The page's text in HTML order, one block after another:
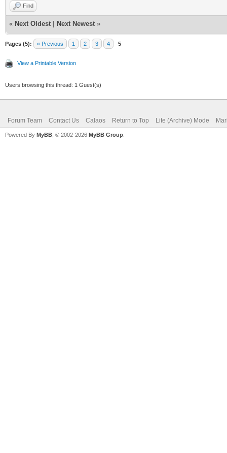
Find
« Next Oldest Next Newest »
Pages (5): « Previous 1 2 3 4 5
View a Printable Version
Users browsing this thread: 1 Guest(s)
Forum Team Contact Us Calaos Return to Top Lite (Archive) Mode
Powered By MyBB , © 2002-2026 MyBB Group